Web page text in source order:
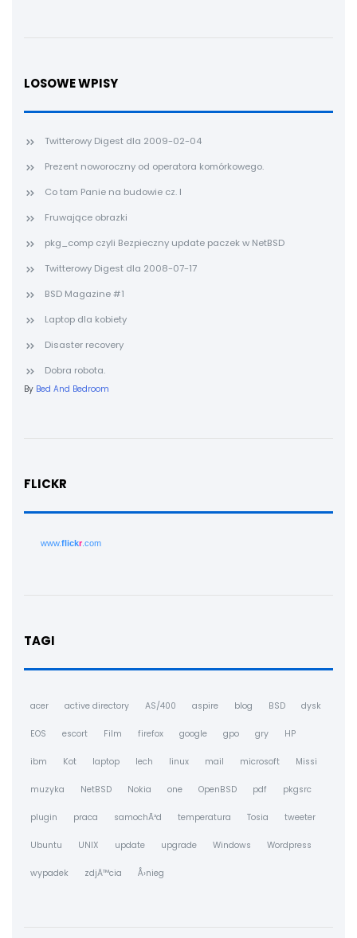
LOSOWE WPISY
Twitterowy Digest dla 2009-02-04
Prezent noworoczny od operatora komórkowego.
Co tam Panie na budowie cz. I
Fruwające obrazki
pkg_comp czyli Bezpieczny update paczek w NetBSD
Twitterowy Digest dla 2008-07-17
BSD Magazine #1
Laptop dla kobiety
Disaster recovery
Dobra robota.
By Bed And Bedroom
FLICKR
www.flickr.com
TAGI
acer active directory AS/400 aspire blog BSD dysk
EOS escort Film firefox google gpo gry HP
ibm Kot laptop lech linux mail microsoft Missi
muzyka NetBSD Nokia one OpenBSD pdf pkgsrc
plugin praca samochÃ³d temperatura Tosia tweeter
Ubuntu UNIX update upgrade Windows Wordpress
wypadek zdjÄ™cia Å›nieg